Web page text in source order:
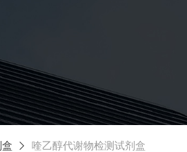
喹乙醇代谢物检测试剂盒